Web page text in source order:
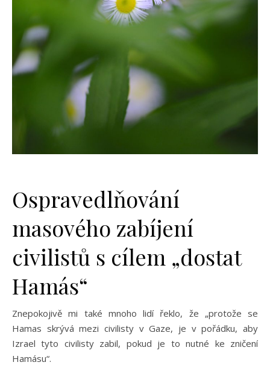
Ospravedlňování
masového zabíjení
civilistů s cílem „dostat
Hamás“
Znepokojivě mi také mnoho lidí řeklo, že „protože se
Hamas skrývá mezi civilisty v Gaze, je v pořádku, aby
Izrael tyto civilisty zabil, pokud je to nutné ke zničení
Hamásu“.